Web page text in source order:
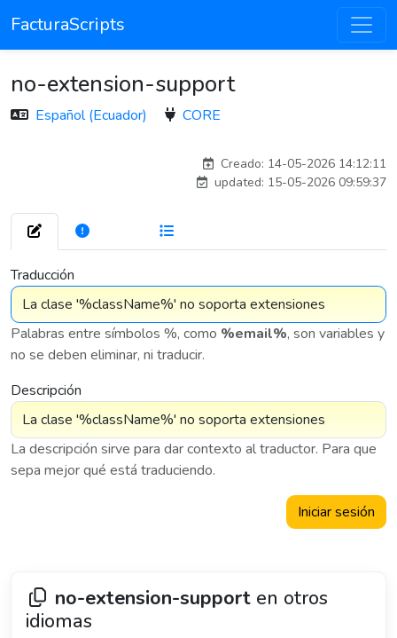
FacturaScripts
no-extension-support
Español (Ecuador) CORE
Creado: 14-05-2026 14:12:11
updated: 15-05-2026 09:59:37
Traducción
Palabras entre símbolos %, como %email%, son variables y
no se deben eliminar, ni traducir.
Descripción
La descripción sirve para dar contexto al traductor. Para que
sepa mejor qué está traduciendo.
Iniciar sesión
no-extension-support en otros
idiomas